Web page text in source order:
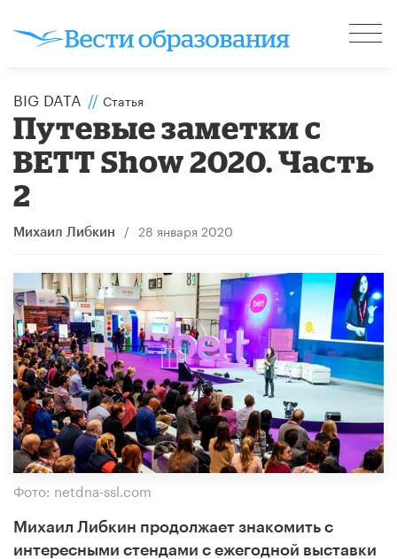
BIG DATA // Статья
Путевые заметки с
BETT Show 2020. Часть
2
Михаил Либкин / 28 января 2020
Фото: netdna-ssl.com
Михаил Либкин продолжает знакомить с
интересными стендами с ежегодной выставки